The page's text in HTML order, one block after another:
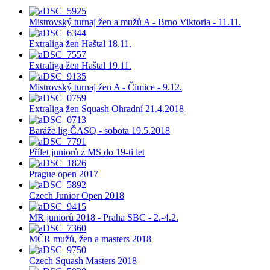
Mistrovský turnaj žen a mužů A - Brno Viktoria - 11.11.
Extraliga žen Haštal 18.11.
Extraliga žen Haštal 19.11.
Mistrovský turnaj žen A - Čimice - 9.12.
Extraliga žen Squash Ohradní 21.4.2018
Baráže lig ČASQ - sobota 19.5.2018
Přílet juniorů z MS do 19-ti let
Prague open 2017
Czech Junior Open 2018
MR juniorů 2018 - Praha SBC - 2.-4.2.
MČR mužů, žen a masters 2018
Czech Squash Masters 2018